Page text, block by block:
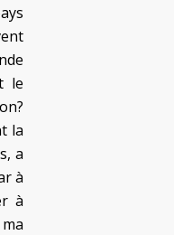
le
la
a
à
à